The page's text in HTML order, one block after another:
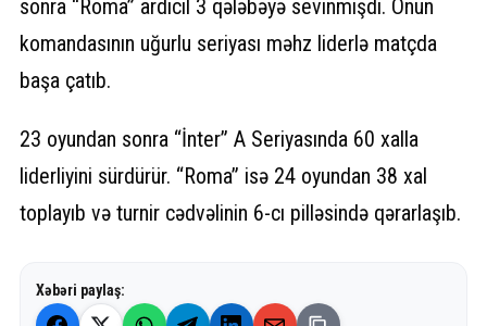
sonra “Roma” ardıcıl 3 qələbəyə sevinmişdi. Onun
komandasının uğurlu seriyası məhz liderlə matçda
başa çatıb.
23 oyundan sonra “İnter” A Seriyasında 60 xalla
liderliyini sürdürür. “Roma” isə 24 oyundan 38 xal
toplayıb və turnir cədvəlinin 6-cı pilləsində qərarlaşıb.
Xəbəri paylaş: